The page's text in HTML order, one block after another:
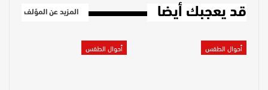
قد يعجبك أيضا المزيد عن المؤلف
أحوال الطقس أحوال الطقس